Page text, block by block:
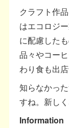
クラフト作
はエコロジ
に配慮した
品々やコー
わり食も出店
知らなかっ
すね。新し
Information